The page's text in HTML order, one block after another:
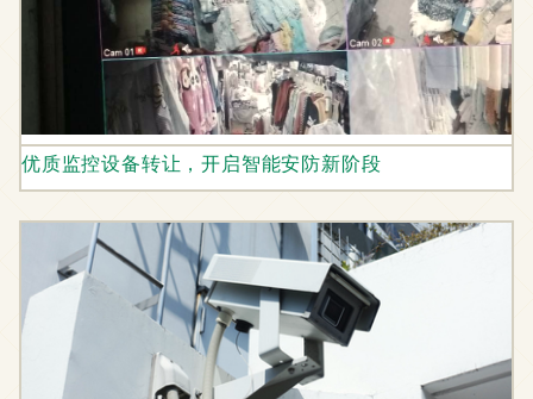
优质监控设备转让，开启智能安防新阶段